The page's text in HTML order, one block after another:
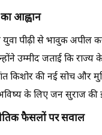
आह्वान
युवा पीढ़ी से भावुक
उम्मीद जताई कि राज्य
किशोर की नई सोच और
के लिए जन सुराज की
फैसलों पर सवाल